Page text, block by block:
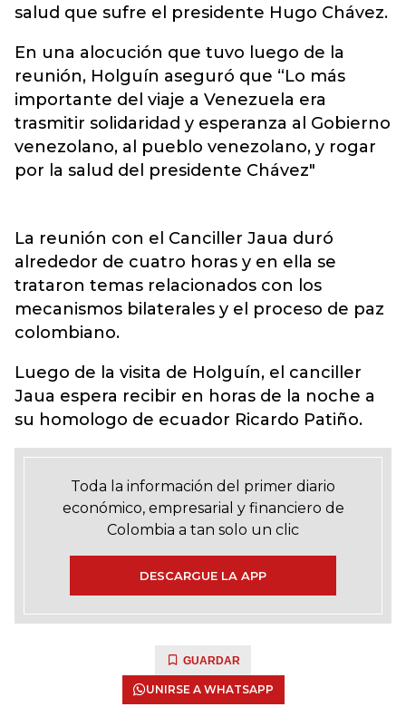
salud que sufre el presidente Hugo Chávez.
En una alocución que tuvo luego de la
reunión, Holguín aseguró que “Lo más
importante del viaje a Venezuela era
trasmitir solidaridad y esperanza al Gobierno
venezolano, al pueblo venezolano, y rogar
por la salud del presidente Chávez"
La reunión con el Canciller Jaua duró
alrededor de cuatro horas y en ella se
trataron temas relacionados con los
mecanismos bilaterales y el proceso de paz
colombiano.
Luego de la visita de Holguín, el canciller
Jaua espera recibir en horas de la noche a
su homologo de ecuador Ricardo Patiño.
Toda la información del primer diario
económico, empresarial y financiero de
Colombia a tan solo un clic
DESCARGUE LA APP
GUARDAR
UNIRSE A WHATSAPP